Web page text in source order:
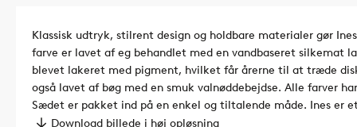
Klassisk udtryk, stilrent design og holdbare materialer gør
farve er lavet af eg behandlet med en vandbaseret silkemat
blevet lakeret med pigment, hvilket får årerne til at træde
også lavet af bøg med en smuk valnøddebejdse. Alle farver
Sædet er pakket ind på en enkel og tiltalende måde. Ines er
helt rum.Produktet er certificeret af Forest Stewardship
Download billede i høj opløsning